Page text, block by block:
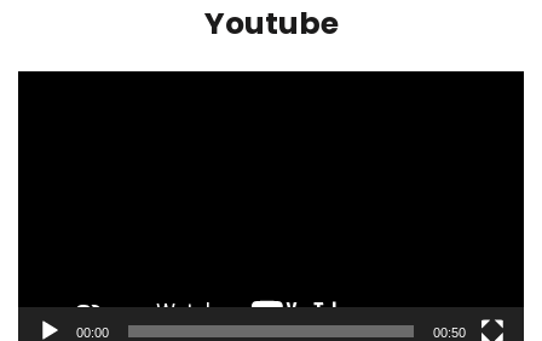
Youtube
00:00 00:50